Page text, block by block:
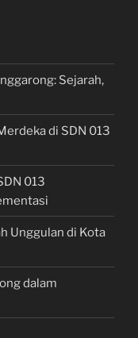
Sejarah,
di SDN 013
013
Unggulan di Kota
dalam